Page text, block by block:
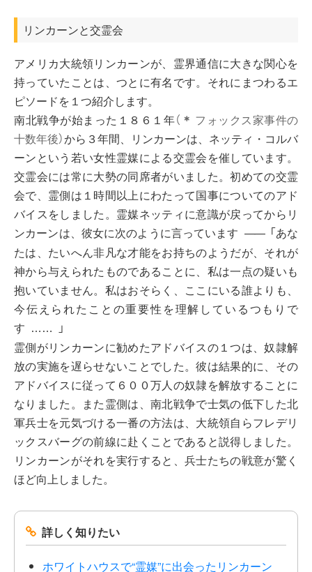
リンカーンと交霊会
アメリカ大統領リンカーンが、霊界通信に大きな関心を
持っていたことは、つとに有名です。それにまつわるエ
ピソードを１つ紹介します。
南北戦争が始まった１８６１年（ ＊ フォックス家事件の
十数年後）から３年間、リンカーンは、ネッティ・コルバ
ーンという若い女性霊媒による交霊会を催しています。
交霊会には常に大勢の同席者がいました。初めての交霊
会で、霊側は１時間以上にわたって国事についてのアド
バイスをしました。霊媒ネッティに意識が戻ってからリ
ンカーンは、彼女に次のように言っています ――
「あな
たは、たいへん非凡な才能をお持ちのようだが、それが
神から与えられたものであることに、私は一点の疑いも
抱いていません。私はおそらく、ここにいる誰よりも、
今伝えられたことの重要性を理解しているつもりで
す
……
」
霊側がリンカーンに勧めたアドバイスの１つは、奴隷解
放の実施を遅らせないことでした。彼は結果的に、その
アドバイスに従って６００万人の奴隷を解放することに
なりました。また霊側は、南北戦争で士気の低下した北
軍兵士を元気づける一番の方法は、大統領自らフレデリ
ックスバーグの前線に赴くことであると説得しました。
リンカーンがそれを実行すると、兵士たちの戦意が驚く
ほど向上しました。
詳しく知りたい
ホワイトハウスで“霊媒”に出会ったリンカーン